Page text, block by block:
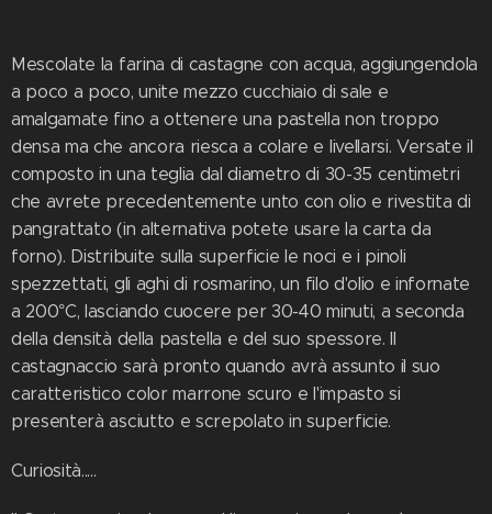
Mescolate la farina di castagne con acqua, aggiungendola
a poco a poco, unite mezzo cucchiaio di sale e
amalgamate fino a ottenere una pastella non troppo
densa ma che ancora riesca a colare e livellarsi. Versate il
composto in una teglia dal diametro di 30-35 centimetri
che avrete precedentemente unto con olio e rivestita di
pangrattato (in alternativa potete usare la carta da
forno). Distribuite sulla superficie le noci e i pinoli
spezzettati, gli aghi di rosmarino, un filo d'olio e infornate
a 200°C, lasciando cuocere per 30-40 minuti, a seconda
della densità della pastella e del suo spessore. Il
castagnaccio sarà pronto quando avrà assunto il suo
caratteristico color marrone scuro e l'impasto si
presenterà asciutto e screpolato in superficie.
Curiosità.....